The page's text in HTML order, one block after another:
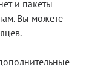
и пакеты
Вы можете